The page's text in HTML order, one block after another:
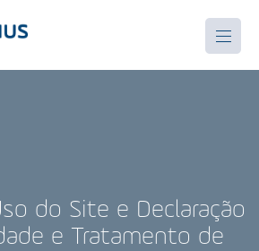
do Site e Declaração
e Tratamento de